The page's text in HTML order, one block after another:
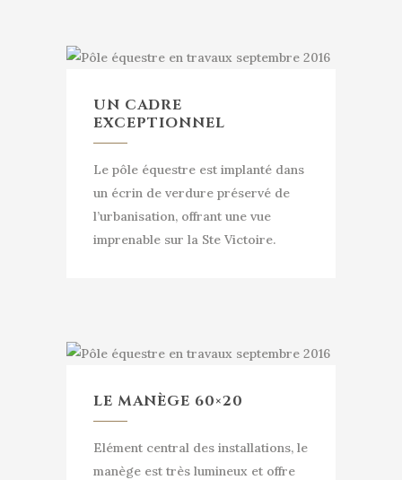
UN CADRE
EXCEPTIONNEL
Le pôle équestre est implanté dans
un écrin de verdure préservé de
l’urbanisation, offrant une vue
imprenable sur la Ste Victoire.
LE MANÈGE 60×20
Elément central des installations, le
manège est très lumineux et offre